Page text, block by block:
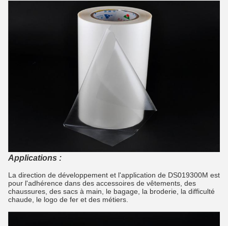
Applications :
La direction de développement et l'application de DS019300M est
pour l'adhérence dans des accessoires de vêtements, des
chaussures, des sacs à main, le bagage, la broderie, la difficulté
chaude, le logo de fer et des métiers.